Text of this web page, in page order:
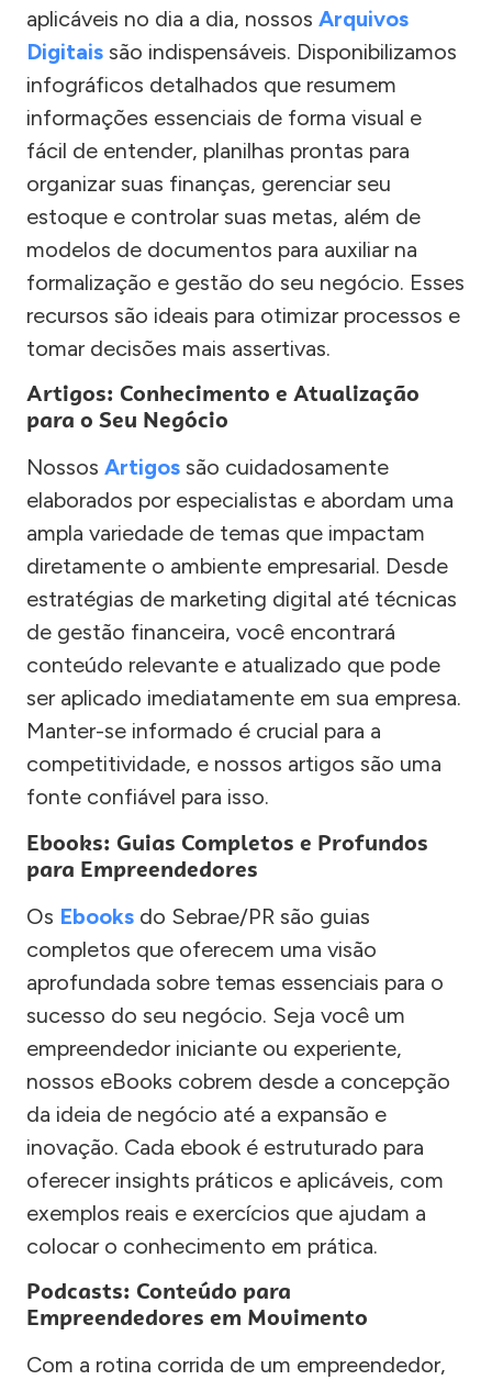
aplicáveis no dia a dia, nossos Arquivos
Digitais são indispensáveis. Disponibilizamos
infográficos detalhados que resumem
informações essenciais de forma visual e
fácil de entender, planilhas prontas para
organizar suas finanças, gerenciar seu
estoque e controlar suas metas, além de
modelos de documentos para auxiliar na
formalização e gestão do seu negócio. Esses
recursos são ideais para otimizar processos e
tomar decisões mais assertivas.
Artigos: Conhecimento e Atualização
para o Seu Negócio
Nossos Artigos são cuidadosamente
elaborados por especialistas e abordam uma
ampla variedade de temas que impactam
diretamente o ambiente empresarial. Desde
estratégias de marketing digital até técnicas
de gestão financeira, você encontrará
conteúdo relevante e atualizado que pode
ser aplicado imediatamente em sua empresa.
Manter-se informado é crucial para a
competitividade, e nossos artigos são uma
fonte confiável para isso.
Ebooks: Guias Completos e Profundos
para Empreendedores
Os Ebooks do Sebrae/PR são guias
completos que oferecem uma visão
aprofundada sobre temas essenciais para o
sucesso do seu negócio. Seja você um
empreendedor iniciante ou experiente,
nossos eBooks cobrem desde a concepção
da ideia de negócio até a expansão e
inovação. Cada ebook é estruturado para
oferecer insights práticos e aplicáveis, com
exemplos reais e exercícios que ajudam a
colocar o conhecimento em prática.
Podcasts: Conteúdo para
Empreendedores em Movimento
Com a rotina corrida de um empreendedor,